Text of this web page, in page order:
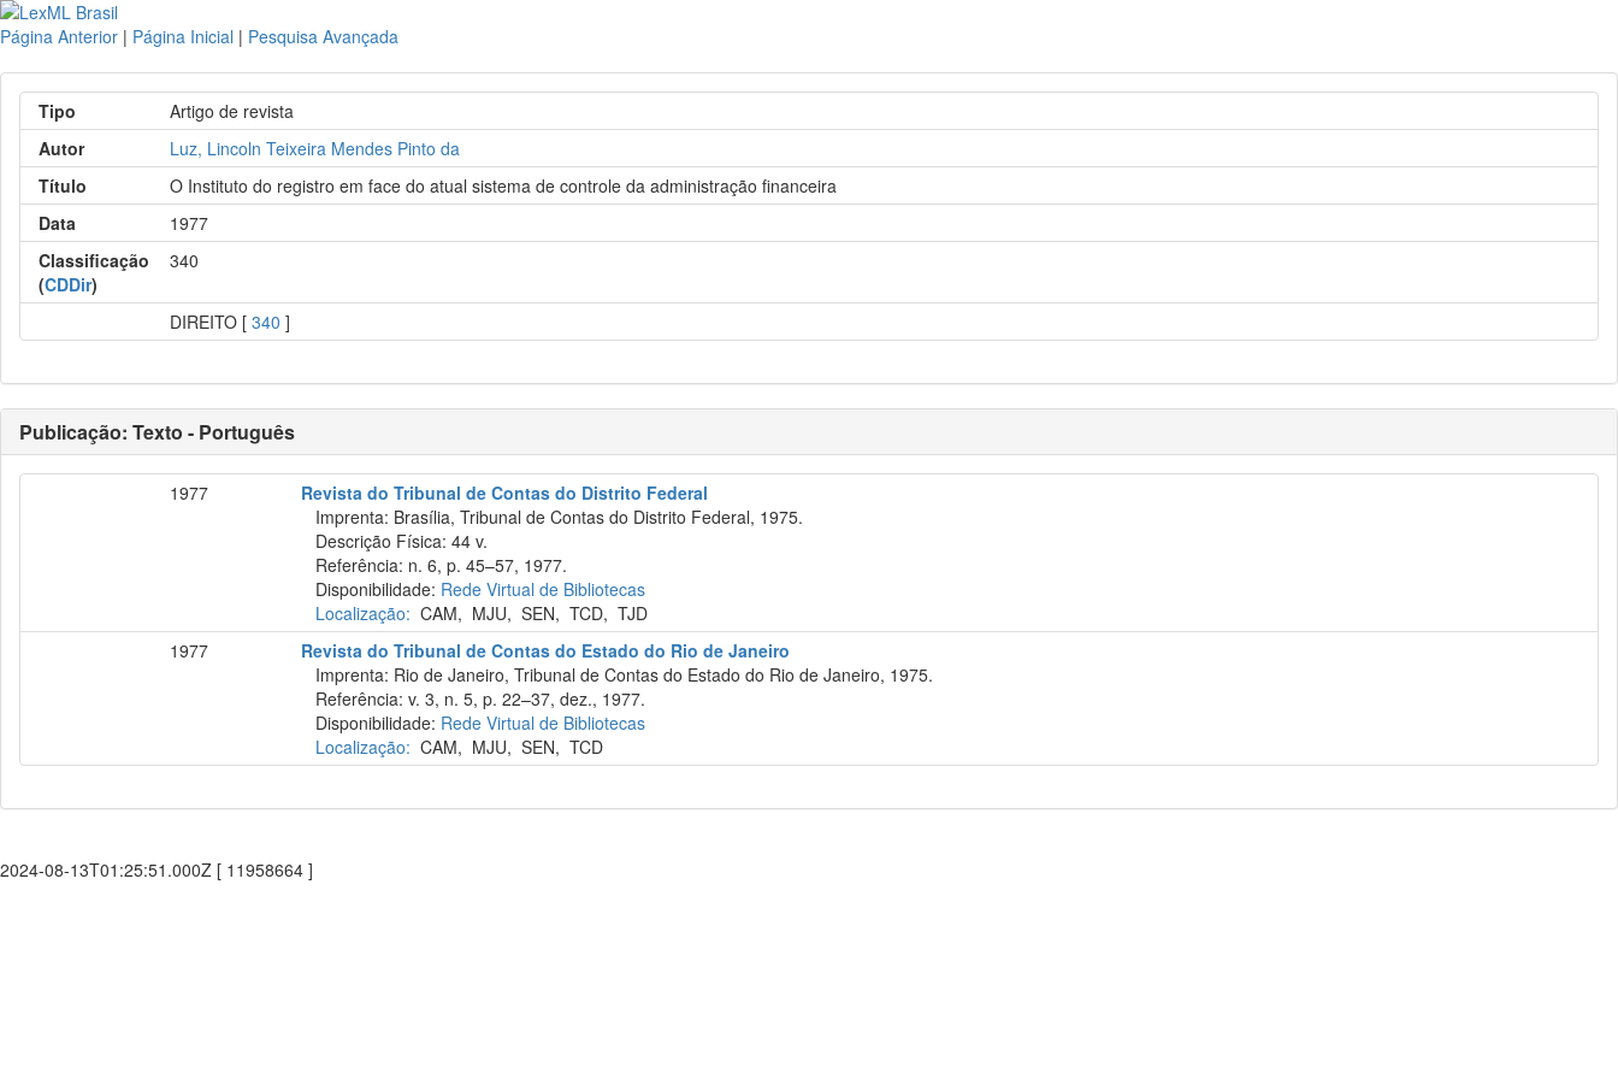
Página Anterior | Página Inicial | Pesquisa Avançada
Tipo
Artigo de revista
Autor
Luz, Lincoln Teixeira Mendes Pinto da
Título
O Instituto do registro em face do atual sistema de controle da administração financeira
Data
1977
Classificação
(CDDir)
340
DIREITO [340 ]
Publicação: Texto - Português
1977
Revista do Tribunal de Contas do Distrito Federal
Imprenta: Brasília, Tribunal de Contas do Distrito Federal, 1975.
Descrição Física: 44 v.
Referência: n. 6, p. 45–57, 1977.
Disponibilidade: Rede Virtual de Bibliotecas
Localização: CAM, MJU,SEN,TCD,TJD
1977
Revista do Tribunal de Contas do Estado do Rio de Janeiro
Imprenta: Rio de Janeiro, Tribunal de Contas do Estado do Rio de Janeiro, 1975.
Referência: v. 3, n. 5, p. 22–37, dez., 1977.
Disponibilidade: Rede Virtual de Bibliotecas
Localização: CAM, MJU,SEN,TCD
2024-08-13T01:25:51.000Z [ 11958664 ]